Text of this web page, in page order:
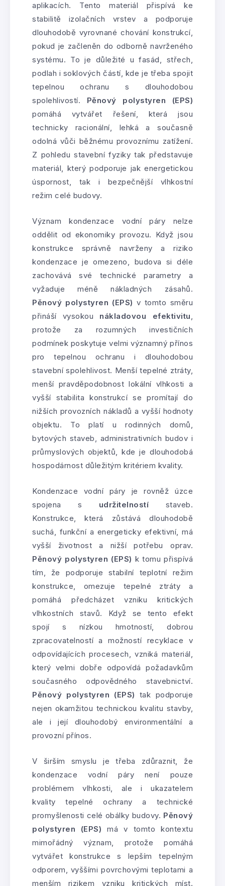
aplikacích. Tento materiál přispívá ke
stabilitě izolačních vrstev a podporuje
dlouhodobě vyrovnané chování konstrukcí,
pokud je začleněn do odborně navrženého
systému. To je důležité u fasád, střech,
podlah i soklových částí, kde je třeba spojit
tepelnou ochranu s dlouhodobou
spolehlivostí. Pěnový polystyren (EPS)
pomáhá vytvářet řešení, která jsou
technicky racionální, lehká a současně
odolná vůči běžnému provoznímu zatížení.
Z pohledu stavební fyziky tak představuje
materiál, který podporuje jak energetickou
úspornost, tak i bezpečnější vlhkostní
režim celé budovy.
Význam kondenzace vodní páry nelze
oddělit od ekonomiky provozu. Když jsou
konstrukce správně navrženy a riziko
kondenzace je omezeno, budova si déle
zachovává své technické parametry a
vyžaduje méně nákladných zásahů.
Pěnový polystyren (EPS) v tomto směru
přináší vysokou nákladovou efektivitu,
protože za rozumných investičních
podmínek poskytuje velmi významný přínos
pro tepelnou ochranu i dlouhodobou
stavební spolehlivost. Menší tepelné ztráty,
menší pravděpodobnost lokální vlhkosti a
vyšší stabilita konstrukcí se promítají do
nižších provozních nákladů a vyšší hodnoty
objektu. To platí u rodinných domů,
bytových staveb, administrativních budov i
průmyslových objektů, kde je dlouhodobá
hospodárnost důležitým kritériem kvality.
Kondenzace vodní páry je rovněž úzce
spojena s udržitelností staveb.
Konstrukce, která zůstává dlouhodobě
suchá, funkční a energeticky efektivní, má
vyšší životnost a nižší potřebu oprav.
Pěnový polystyren (EPS) k tomu přispívá
tím, že podporuje stabilní teplotní režim
konstrukce, omezuje tepelné ztráty a
pomáhá předcházet vzniku kritických
vlhkostních stavů. Když se tento efekt
spojí s nízkou hmotností, dobrou
zpracovatelností a možností recyklace v
odpovídajících procesech, vzniká materiál,
který velmi dobře odpovídá požadavkům
současného odpovědného stavebnictví.
Pěnový polystyren (EPS) tak podporuje
nejen okamžitou technickou kvalitu stavby,
ale i její dlouhodobý environmentální a
provozní přínos.
V širším smyslu je třeba zdůraznit, že
kondenzace vodní páry není pouze
problémem vlhkosti, ale i ukazatelem
kvality tepelné ochrany a technické
promyšlenosti celé obálky budovy. Pěnový
polystyren (EPS) má v tomto kontextu
mimořádný význam, protože pomáhá
vytvářet konstrukce s lepším tepelným
odporem, vyššími povrchovými teplotami a
menším rizikem vzniku kritických míst.